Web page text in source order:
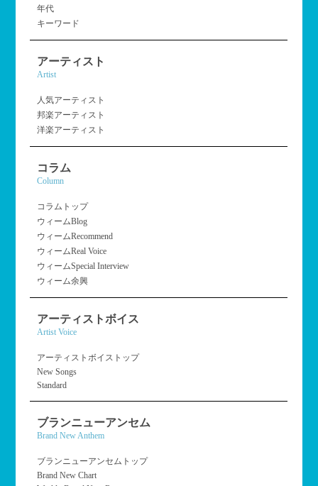
年代
キーワード
アーティスト
Artist
人気アーティスト
邦楽アーティスト
洋楽アーティスト
コラム
Column
コラムトップ
ウィームBlog
ウィームRecommend
ウィームReal Voice
ウィームSpecial Interview
ウィーム余興
アーティストボイス
Artist Voice
アーティストボイストップ
New Songs
Standard
ブランニューアンセム
Brand New Anthem
ブランニューアンセムトップ
Brand New Chart